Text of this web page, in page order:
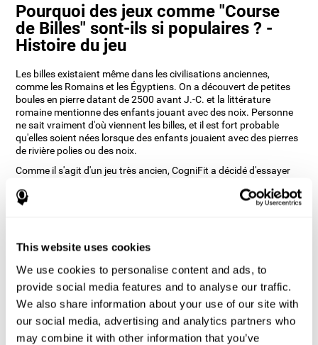
This website uses cookies
We use cookies to personalise content and ads, to
provide social media features and to analyse our traffic.
We also share information about your use of our site with
our social media, advertising and analytics partners who
may combine it with other information that you’ve
Pourquoi des jeux comme "Course
de Billes" sont-ils si populaires ? -
Histoire du jeu
Les billes existaient même dans les civilisations anciennes,
comme les Romains et les Égyptiens. On a découvert de petites
boules en pierre datant de 2500 avant J.-C. et la littérature
romaine mentionne des enfants jouant avec des noix. Personne
ne sait vraiment d'où viennent les billes, et il est fort probable
qu'elles soient nées lorsque des enfants jouaient avec des pierres
de rivière polies ou des noix.
Comme il s'agit d'un jeu très ancien, CogniFit a décidé d'essayer
diverses compétences cognitives. C'est pourquoi Course de Billes
a été développé dans le but d'entraîner notre perception auditive,
Comment le jeu d'esprit "Course de
Billes" améliore-t-il mes capacités
cognitives ?
Le fait de jouer et de s'entraîner de manière répétée à des jeux
comme CogniFit Course de Billes stimule un modèle d'activation
neuronale spécifique qui aide les circuits neuronaux à se